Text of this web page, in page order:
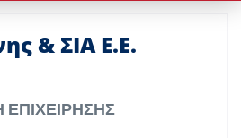
& ΣΙΑ Ε.Ε.